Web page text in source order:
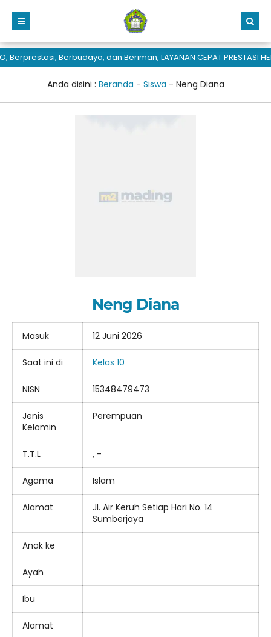
Berbudaya, dan Beriman, LAYANAN CEPAT PRESTASI
Anda disini : Beranda - Siswa - Neng Diana
Neng Diana
Masuk 12 Juni 2026
Saat ini di Kelas 10
NISN 15348479473
Jenis
Kelamin
Perempuan
T.T.L , -
Agama Islam
Alamat
Jl. Air Keruh Setiap Hari No. 14
Sumberjaya
Anak ke
Ayah
Ibu
Alamat